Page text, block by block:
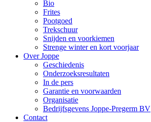
Bio
Frites
Pootgoed
Trekschuur
Snijden en voorkiemen
Strenge winter en kort voorjaar
Over Joppe
Geschiedenis
Onderzoeksresultaten
In de pers
Garantie en voorwaarden
Organisatie
Bedrijfsgevens Joppe-Pregerm BV
Contact